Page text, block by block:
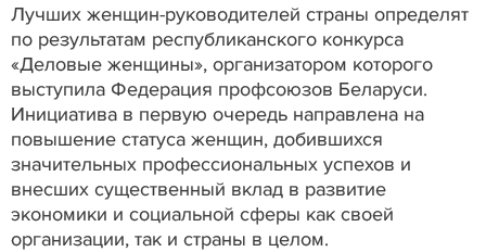
Лучших женщин-руководителей страны определят
по результатам республиканского конкурса
«Деловые женщины», организатором которого
выступила Федерация профсоюзов Беларуси.
Инициатива в первую очередь направлена на
повышение статуса женщин, добившихся
значительных профессиональных успехов и
внесших существенный вклад в развитие
экономики и социальной сферы как своей
организации, так и страны в целом.